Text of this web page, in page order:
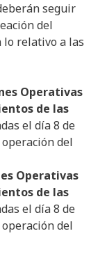
seguir
del
lo relativo a las
Operativas
de las
el día 8 de
del
Operativas
de las
el día 8 de
del